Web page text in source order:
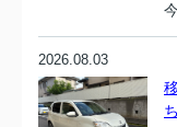
2026.08.03